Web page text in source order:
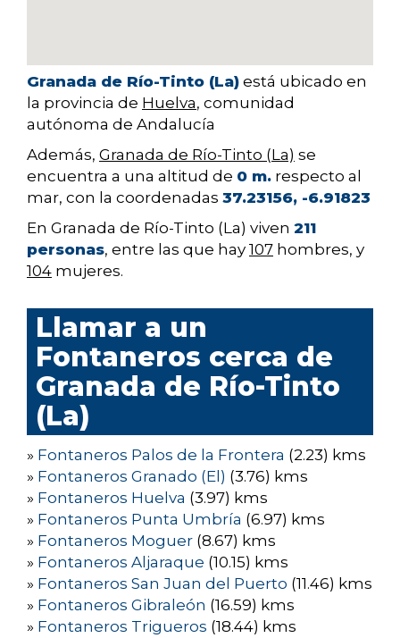
Granada de Río-Tinto (La) está ubicado en
la provincia de Huelva, comunidad
autónoma de Andalucía
Además, Granada de Río-Tinto (La) se
encuentra a una altitud de 0 m. respecto al
mar, con la coordenadas 37.23156, -6.91823
En Granada de Río-Tinto (La) viven 211
personas, entre las que hay 107 hombres, y
104 mujeres.
Llamar a un
Fontaneros cerca de
Granada de Río-Tinto
(La)
» Fontaneros Palos de la Frontera (2.23) kms
» Fontaneros Granado (El) (3.76) kms
» Fontaneros Huelva (3.97) kms
» Fontaneros Punta Umbría (6.97) kms
» Fontaneros Moguer (8.67) kms
» Fontaneros Aljaraque (10.15) kms
» Fontaneros San Juan del Puerto (11.46) kms
» Fontaneros Gibraleón (16.59) kms
» Fontaneros Trigueros (18.44) kms